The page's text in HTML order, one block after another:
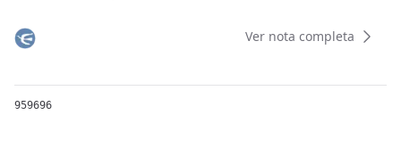
sostienen que la incorporación de consignas vinculadas a la
situación económica y al endeudamiento terminó
Según fuentes del Ejecutivo, la convocatoria realizada en el
Ver nota completa
959696